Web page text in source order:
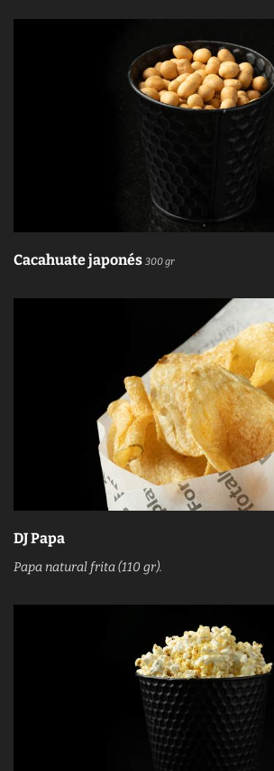
Cacahuate japonés 300 gr
DJ Papa
Papa natural frita (110 gr).